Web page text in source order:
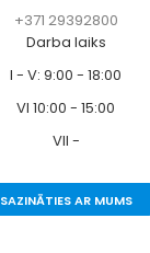
+371 29392800
Darba laiks
I - V: 9:00 - 18:00
VI 10:00 - 15:00
VII -
SAZINĀTIES AR MUMS